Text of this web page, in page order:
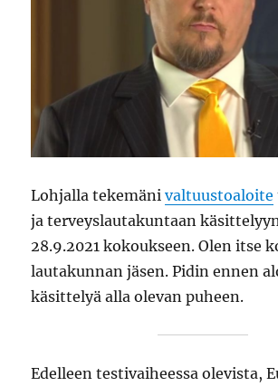
Lohjalla tekemänivaltuustoaloite
ja terveyslautakuntaan
28.9.2021 kokoukseen. Olen itse
lautakunnan jäsen. Pidin ennen
käsittelyä alla olevan puheen.
Edelleen testivaiheessa olevista,